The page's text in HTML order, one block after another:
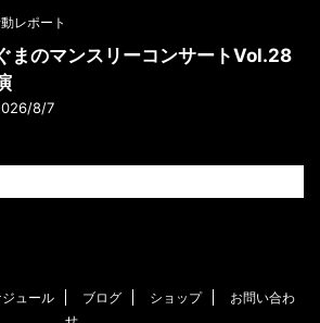
レポート
まのマンスリーコンサートVol.28
8/7
ジュール ブログ ショップ
お問い合わ